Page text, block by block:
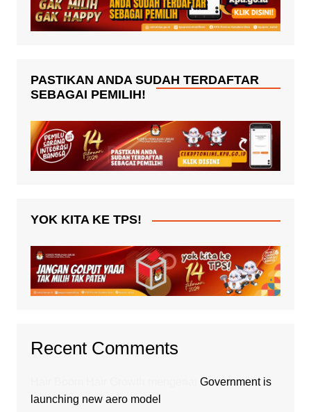
PASTIKAN ANDA SUDAH TERDAFTAR
SEBAGAI PEMILIH!
YOK KITA KE TPS!
Recent Comments
Government is
launching new aero model